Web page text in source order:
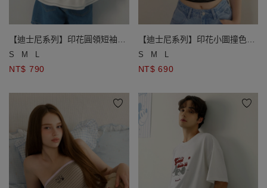
【迪士尼系列】印花圓領短袖雙
層荷葉邊上衣(兒童款)
S M L
NT$ 790
【迪士尼系列】印花小圖撞色滾
邊條紋平口BRA背心
S M L
NT$ 690